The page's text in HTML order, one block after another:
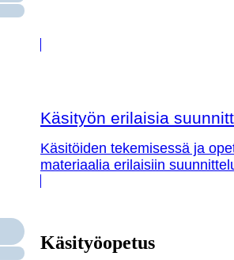
Käsityön erilaisia
Käsitöiden tekemisessä ja
materiaalia erilaisiin
Käsityöopetus